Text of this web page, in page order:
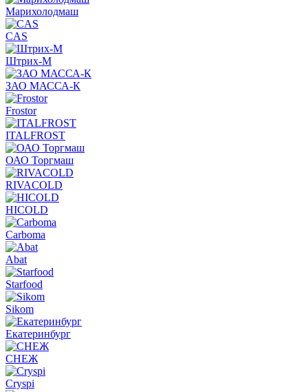
Марихолодмаш
CAS
Штрих-М
ЗАО МАССА-К
Frostor
ITALFROST
ОАО Торгмаш
RIVACOLD
HICOLD
Carboma
Abat
Starfood
Sikom
Екатеринбург
СНЕЖ
Cryspi